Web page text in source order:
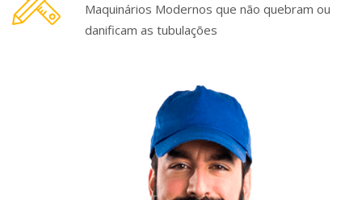
Maquinários Modernos que não quebram ou
danificam as tubulações